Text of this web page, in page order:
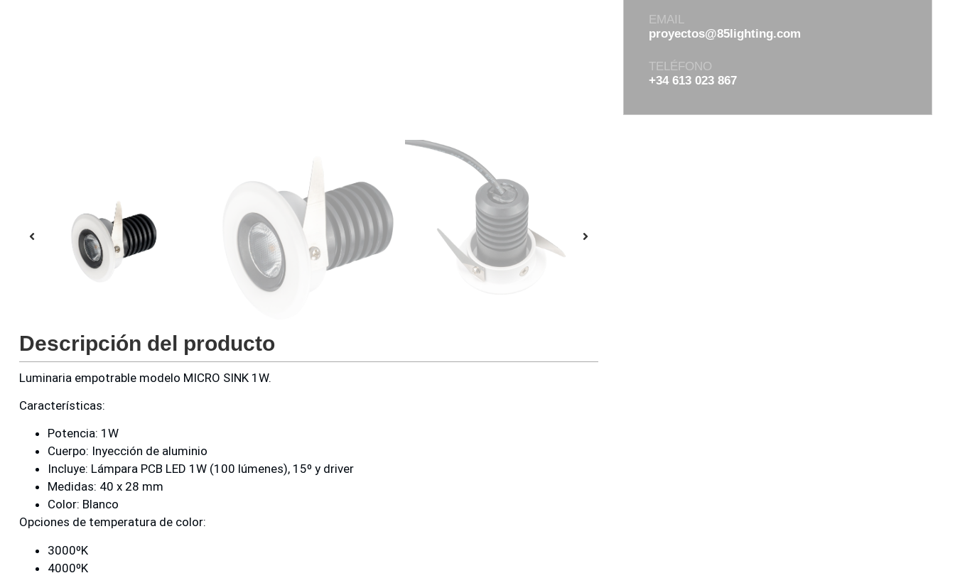
Descripción del producto
Luminaria empotrable modelo MICRO SINK 1W.
Características:
Potencia: 1W
Cuerpo: Inyección de aluminio
Incluye: Lámpara PCB LED 1W (100 lúmenes), 15º y driver
Medidas: 40 x 28 mm
Color: Blanco
Opciones de temperatura de color:
3000ºK
4000ºK
EMAIL
proyectos@85lighting.com
TELÉFONO
+34 613 023 867